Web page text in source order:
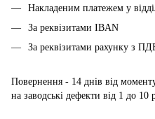
Накладеним платежем у
За реквізитами IBAN
За реквізитами рахунку з
Повернення - 14 днів від
на заводські дефекти від 1 до 10